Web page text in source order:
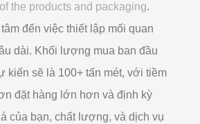
the products and packaging.
đến việc thiết lập mối quan
dài. Khối lượng mua ban đầu
kiến ​​sẽ là 100+ tấn mét, với tiềm
đặt hàng lớn hơn và định kỳ
của bạn, chất lượng, và dịch vụ